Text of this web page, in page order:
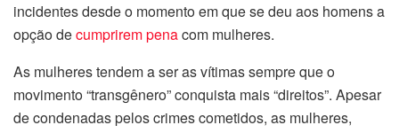
incidentes desde o momento em que se deu aos homens a
opção decumprirem penacom mulheres.
As mulheres tendem a ser as vítimas sempre que o
movimento “transgênero” conquista mais “direitos”. Apesar
de condenadas pelos crimes cometidos, as mulheres,